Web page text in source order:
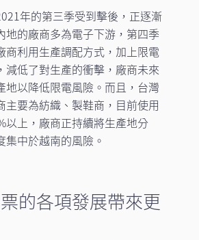
年的第三季受到擊後，正逐漸
地的廠商多為電子下游，第四季
商利用生產調配方式，加上限電
減低了對生產的衝擊，廠商未來
地以降低限電風險。而且，台灣
主要為紡織、製鞋商，目前使用
以上，廠商正持續將生產地分
集中於越南的風險。
的各項發展帶來更